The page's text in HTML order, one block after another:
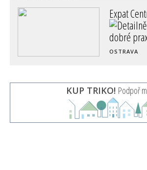
Expat
OSTRAVA
KUP TRIKO! Podpoř